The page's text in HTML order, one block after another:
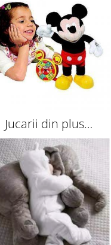
Jucarii din plus
interactive